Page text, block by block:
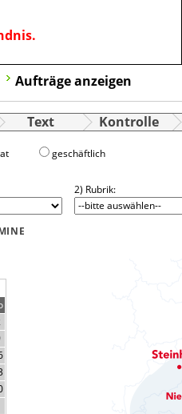
Aufträge anzeigen
Text Kontrolle
geschäftlich
2) Rubrik: